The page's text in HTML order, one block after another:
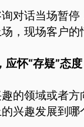
对话当场暂
，现场客户
怀“存疑”态度
的领域或者
兴趣发展到哪